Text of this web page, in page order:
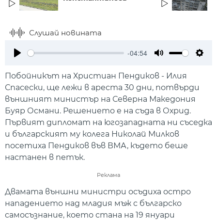
Слушай новината
-04:54
Побойникът на Христиан Пендиков - Илия
Спасески, ще лежи в ареста 30 дни, потвърди
външният министър на Северна Македония
Буяр Османи. Решението е на съда в Охрид.
Първият дипломат на югозападната ни съседка
и българският му колега Николай Милков
посетиха Пендиков във ВМА, където беше
настанен в петък.
Реклама
Двамата външни министри осъдиха остро
нападението над младия мъж с българско
самосъзнание, което стана на 19 януари